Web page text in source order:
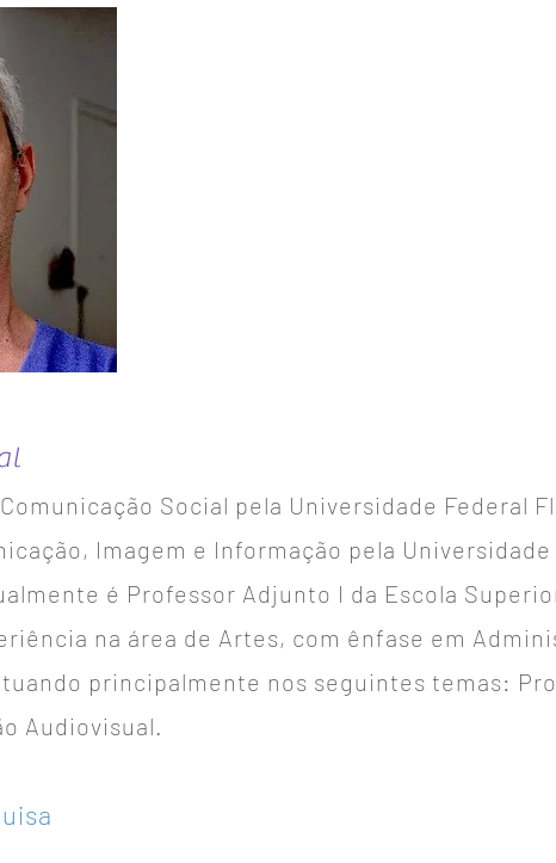
Social pela Universidade Federal
Imagem e Informação pela Universidade
é Professor Adjunto I da Escola
na área de Artes, com ênfase em
principalmente nos seguintes temas:
Audiovisual.